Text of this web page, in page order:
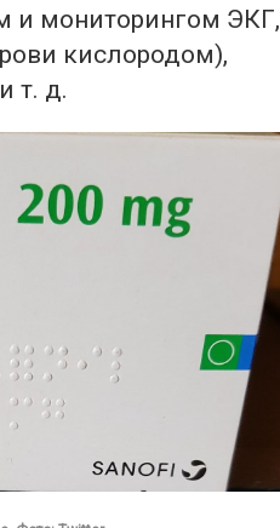
и мониторингом ЭКГ,
кислородом),
т. д.